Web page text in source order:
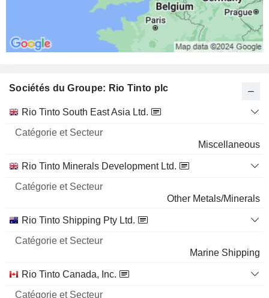
Sociétés du Groupe: Rio Tinto plc
Nom
Catégorie
Secteur
Rio Tinto South East Asia Ltd.
Miscellaneous
Rio Tinto Minerals Development Ltd.
Other Metals/Minerals
Rio Tinto Shipping Pty Ltd.
Marine Shipping
Rio Tinto Canada, Inc.